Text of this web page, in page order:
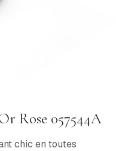
Rose 057544A
chic en toutes